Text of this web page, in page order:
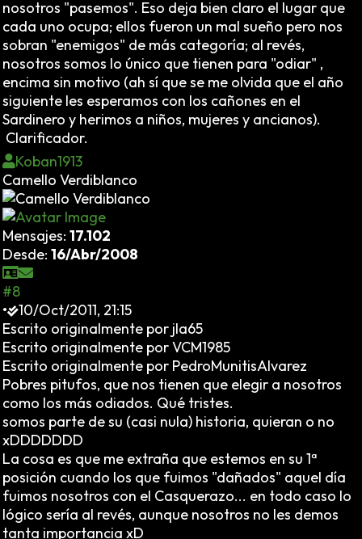
nosotros "pasemos". Eso deja bien claro el lugar que
cada uno ocupa; ellos fueron un mal sueño pero nos
sobran "enemigos" de más categoría; al revés,
nosotros somos lo único que tienen para "odiar" ,
encima sin motivo (ah sí que se me olvida que el año
siguiente les esperamos con los cañones en el
Sardinero y herimos a niños, mujeres y ancianos).
Clarificador.
Koban1913
Camello Verdiblanco
Mensajes: 17.102
Desde: 16/Abr/2008
#8
•
10/Oct/2011, 21:15
Escrito originalmente por jla65
Escrito originalmente por VCM1985
Escrito originalmente por PedroMunitisAlvarez
Pobres pitufos, que nos tienen que elegir a nosotros
como los más odiados. Qué tristes.
somos parte de su (casi nula) historia, quieran o no
xDDDDDDD
La cosa es que me extraña que estemos en su 1ª
posición cuando los que fuimos "dañados" aquel día
fuimos nosotros con el Casquerazo... en todo caso lo
lógico sería al revés, aunque nosotros no les demos
tanta importancia xD